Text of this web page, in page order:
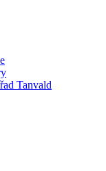
Tanvald